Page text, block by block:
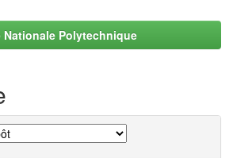
Nationale Polytechnique